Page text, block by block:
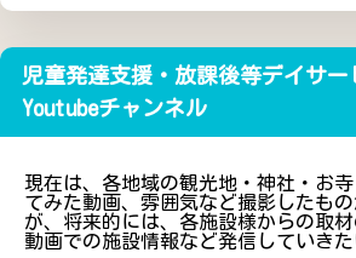
児童発達支援・放課後等デイサー
Youtubeチャンネル
現在は、各地域の観光地・神社・お
てみた動画、雰囲気など撮影したも
が、将来的には、各施設様からの取
動画での施設情報など発信していきた